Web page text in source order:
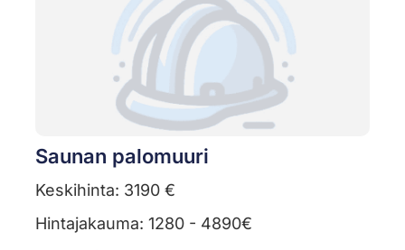
Saunan palomuuri
Keskihinta: 3190 €
Hintajakauma: 1280 - 4890€